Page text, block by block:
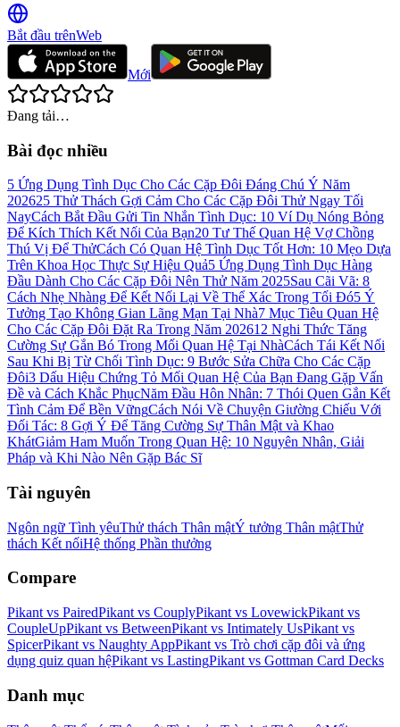
Bắt đầu trênWeb
Mới
Đang tải…
Bài đọc nhiều
5 Ứng Dụng Tình Dục Cho Các Cặp Đôi Đáng Chú Ý Năm
202625 Thử Thách Gợi Cảm Cho Các Cặp Đôi Thử Ngay Tối
NayCách Bắt Đầu Gửi Tin Nhắn Tình Dục: 10 Ví Dụ Nóng Bỏng
Để Kích Thích Kết Nối Của Bạn20 Tư Thế Quan Hệ Vợ Chồng
Thú Vị Để ThửCách Có Quan Hệ Tình Dục Tốt Hơn: 10 Mẹo Dựa
Trên Khoa Học Thực Sự Hiệu Quả5 Ứng Dụng Tình Dục Hàng
Đầu Dành Cho Các Cặp Đôi Nên Thử Năm 2025Sau Cãi Vã: 8
Cách Nhẹ Nhàng Để Kết Nối Lại Về Thể Xác Trong Tối Đó5 Ý
Tưởng Tạo Không Gian Lãng Mạn Tại Nhà7 Mục Tiêu Quan Hệ
Cho Các Cặp Đôi Đặt Ra Trong Năm 202612 Nghi Thức Tăng
Cường Sự Gắn Bó Trong Mối Quan Hệ Tại NhàCách Tái Kết Nối
Sau Khi Bị Từ Chối Tình Dục: 9 Bước Sửa Chữa Cho Các Cặp
Đôi3 Dấu Hiệu Chứng Tỏ Mối Quan Hệ Của Bạn Đang Gặp Vấn
Đề và Cách Khắc PhụcNăm Đầu Hôn Nhân: 7 Thói Quen Gắn Kết
Tình Cảm Để Bền VữngCách Nói Về Chuyện Giường Chiếu Với
Đối Tác: 8 Gợi Ý Để Tăng Cường Sự Thân Mật và Khao
KhátGiảm Ham Muốn Trong Quan Hệ: 10 Nguyên Nhân, Giải
Pháp và Khi Nào Nên Gặp Bác Sĩ
Tài nguyên
Ngôn ngữ Tình yêuThử thách Thân mậtÝ tưởng Thân mậtThử
thách Kết nốiHệ thống Phần thưởng
Compare
Pikant vs PairedPikant vs CouplyPikant vs LovewickPikant vs
CoupleUpPikant vs BetweenPikant vs Intimately UsPikant vs
SpicerPikant vs Naughty AppPikant vs Trò chơi cặp đôi và ứng
dụng quiz quan hệPikant vs LastingPikant vs Gottman Card Decks
Danh mục